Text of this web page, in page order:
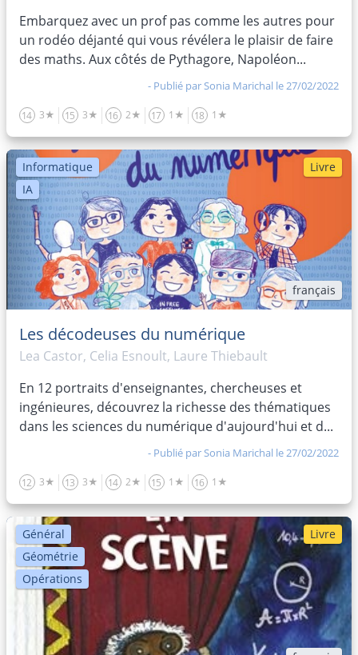
Embarquez avec un prof pas comme les autres pour
un rodéo déjanté qui vous révélera le plaisir de faire
des maths. Aux côtés de Pythagore, Napoléon...
- Publié parSonia Marichal le 27/02/2022
14 3★ 15 3★ 16 2★ 17 1★ 18 1★
Informatique
IA
Livre
français
Les décodeuses du numérique
Lea Castor, Celia Esnoult, Laure Thiebault
En 12 portraits d'enseignantes, chercheuses et
ingénieures, découvrez la richesse des thématiques
dans les sciences du numérique d'aujourd'hui et d...
- Publié parSonia Marichal le 27/02/2022
12 3★ 13 3★ 14 2★ 15 1★ 16 1★
Général
Géométrie
Opérations
Livre